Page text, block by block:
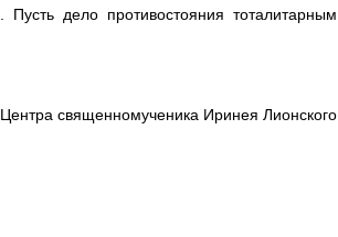
дело противостояния тоталитарным
священномученика Иринея Лионского